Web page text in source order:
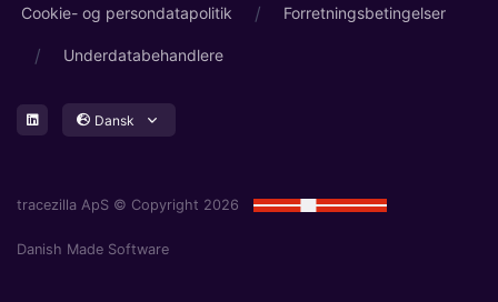
Cookie- og persondatapolitik / Forretningsbetingelser
/ Underdatabehandlere
Dansk
tracezilla ApS © Copyright 2026
Danish Made Software